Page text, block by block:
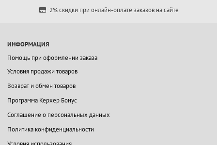
2% скидки при онлайн-оплате заказов на сайте
ИНФОРМАЦИЯ
Помощь при оформлении заказа
Условия продажи товаров
Возврат и обмен товаров
Программа Керхер Бонус
Соглашение о персональных данных
Политика конфиденциальности